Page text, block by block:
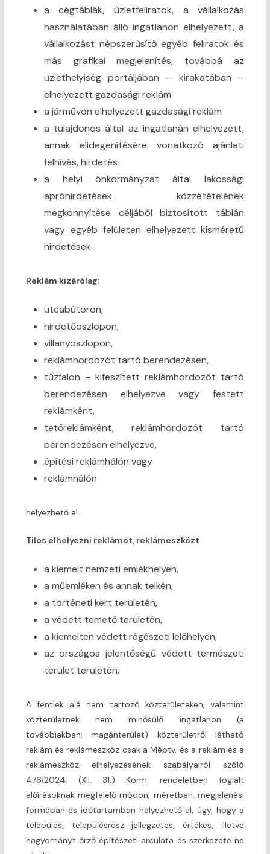
a cégtáblák, üzletfeliratok, a vállalkozás
használatában álló ingatlanon elhelyezett, a
vállalkozást népszerűsítő egyéb feliratok és
más grafikai megjelenítés, továbbá az
üzlethelyiség portáljában – kirakatában –
elhelyezett gazdasági reklám
a járművön elhelyezett gazdasági reklám
a tulajdonos által az ingatlanán elhelyezett,
annak elidegenítésére vonatkozó ajánlati
felhívás, hirdetés
a helyi önkormányzat által lakossági
apróhirdetések közzétételének
megkönnyítése céljából biztosított táblán
vagy egyéb felületen elhelyezett kisméretű
hirdetések.
Reklám kizárólag:
utcabútoron,
hirdetőoszlopon,
villanyoszlopon,
reklámhordozót tartó berendezésen,
tűzfalon – kifeszített reklámhordozót tartó
berendezésen elhelyezve vagy festett
reklámként,
tetőreklámként, reklámhordozót tartó
berendezésen elhelyezve,
építési reklámhálón vagy
reklámhálón
helyezhető el.
Tilos elhelyezni reklámot, reklámeszközt
a kiemelt nemzeti emlékhelyen,
a műemléken és annak telkén,
a történeti kert területén,
a védett temető területén,
a kiemelten védett régészeti lelőhelyen,
az országos jelentőségű védett természeti
terület területén.
A fentiek alá nem tartozó közterületeken, valamint
közterületnek nem minősülő ingatlanon (a
továbbiakban: magánterület) közterületről látható
reklám és reklámeszköz csak a Méptv. és a reklám és a
reklámeszköz elhelyezésének szabályairól szóló
476/2024. (XII. 31.) Korm. rendeletben foglalt
előírásoknak megfelelő módon, méretben, megjelenési
formában és időtartamban helyezhető el, úgy, hogy a
település, településrész jellegzetes, értékes, illetve
hagyományt őrző építészeti arculata és szerkezete ne